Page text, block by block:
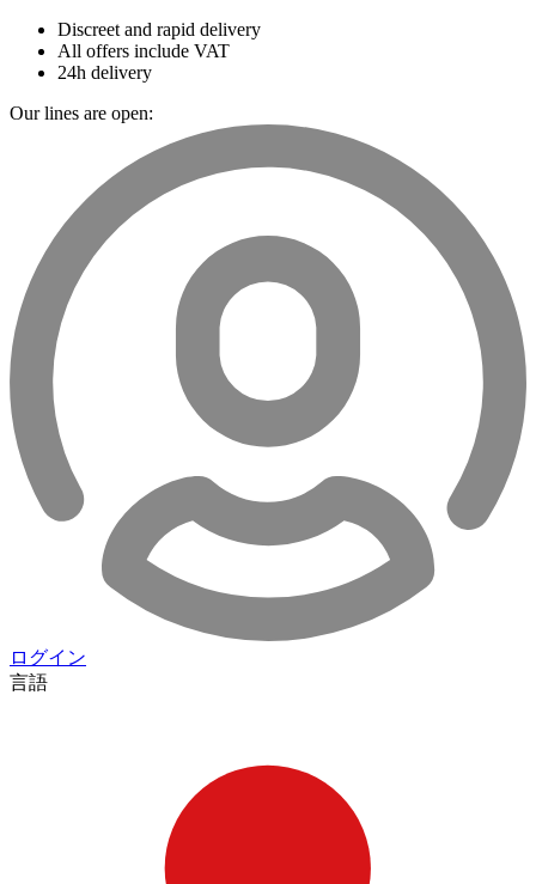
Discreet and rapid delivery
All offers include VAT
24h delivery
Our lines are open:
ログイン
言語